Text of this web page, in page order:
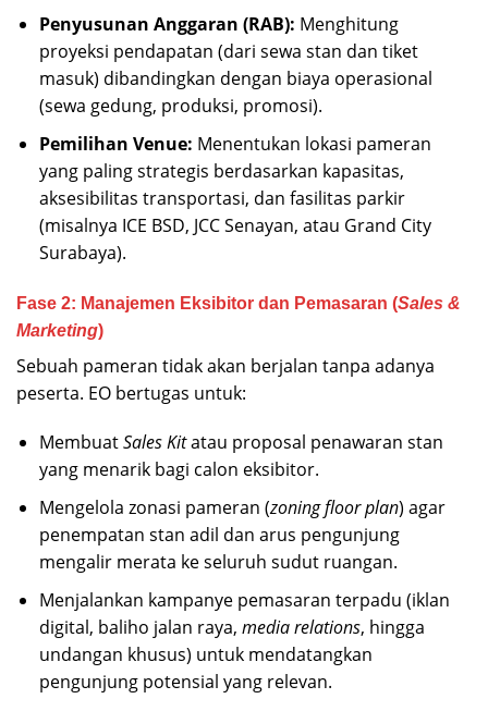
Penyusunan Anggaran (RAB): Menghitung
proyeksi pendapatan (dari sewa stan dan tiket
masuk) dibandingkan dengan biaya operasional
(sewa gedung, produksi, promosi).
Pemilihan Venue: Menentukan lokasi pameran
yang paling strategis berdasarkan kapasitas,
aksesibilitas transportasi, dan fasilitas parkir
(misalnya ICE BSD, JCC Senayan, atau Grand City
Surabaya).
Fase 2: Manajemen Eksibitor dan Pemasaran (Sales &
Marketing)
Sebuah pameran tidak akan berjalan tanpa adanya
peserta. EO bertugas untuk:
MembuatSales Kitatau proposal penawaran stan
yang menarik bagi calon eksibitor.
Mengelola zonasi pameran (zoning floor plan) agar
penempatan stan adil dan arus pengunjung
mengalir merata ke seluruh sudut ruangan.
Menjalankan kampanye pemasaran terpadu (iklan
digital, baliho jalan raya, media relations, hingga
undangan khusus) untuk mendatangkan
pengunjung potensial yang relevan.